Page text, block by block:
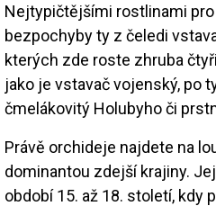
Nejtypičtějšími rostlinami
bezpochyby ty z čeledi
kterých zde roste zhruba
jako je vstavač vojenský, po
čmelákovitý Holubyho či
Právě orchideje najdete na
dominantou zdejší krajiny.
období 15. až 18. století, kdy